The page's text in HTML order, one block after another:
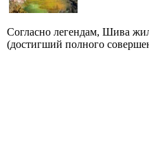
Согласно легендам, Шива
(достигший полного